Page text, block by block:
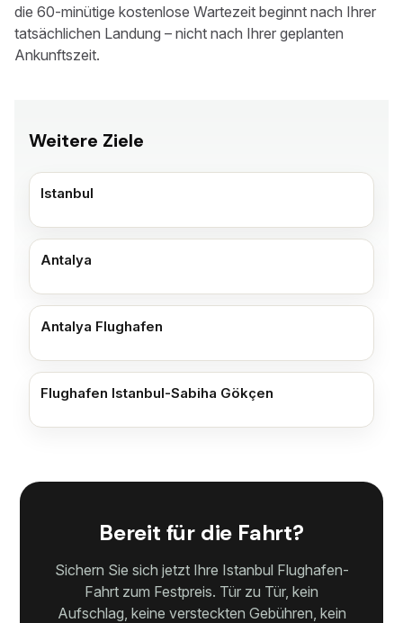
die 60-minütige kostenlose Wartezeit beginnt nach Ihrer
tatsächlichen Landung – nicht nach Ihrer geplanten
Ankunftszeit.
Weitere Ziele
Istanbul
Antalya
Antalya Flughafen
Flughafen Istanbul-Sabiha Gökçen
Bereit für die Fahrt?
Sichern Sie sich jetzt Ihre Istanbul Flughafen-
Fahrt zum Festpreis. Tür zu Tür, kein
Aufschlag, keine versteckten Gebühren, kein